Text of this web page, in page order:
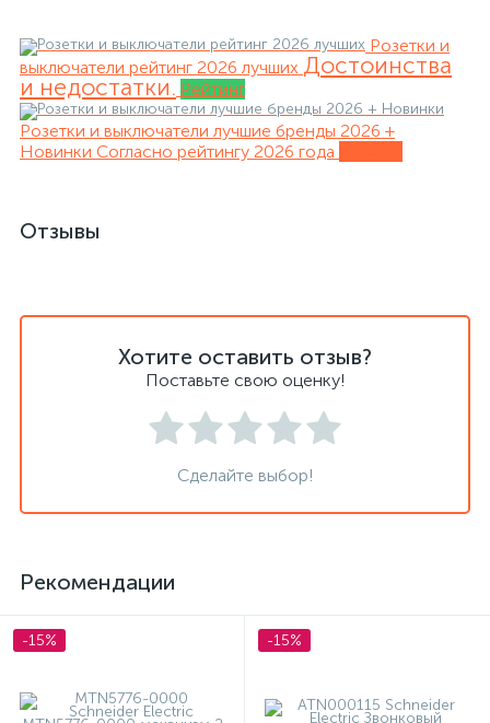
Розетки и
выключатели рейтинг 2026 лучших Достоинства
и недостатки. Рейтинг
Розетки и выключатели лучшие бренды 2026 +
Новинки Согласно рейтингу 2026 года
Отзывы
Хотите оставить отзыв?
Поставьте свою оценку!
Сделайте выбор!
Рекомендации
-15% -15%